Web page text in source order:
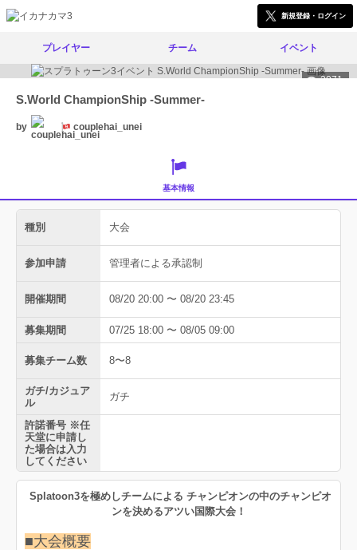
新規登録・ログイン
プレイヤー チーム イベント
2071
S.World ChampionShip -Summer-
by couplehai_unei
基本情報
種別 大会
参加申請 管理者による承認制
開催期間 08/20 20:00 〜 08/20 23:45
募集期間 07/25 18:00 〜 08/05 09:00
募集チーム数 8〜8
ガチ/カジュア
ル
ガチ
許諾番号 ※任
天堂に申請し
た場合は入力
してください
Splatoon3を極めしチームによる チャンピオンの中のチャンピオ
ンを決めるアツい国際大会！
■大会概要